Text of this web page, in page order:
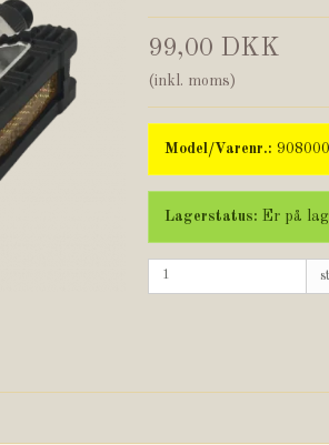
99,00 DKK
(inkl. moms)
Model/Varenr.:
Lagerstatus: Er på